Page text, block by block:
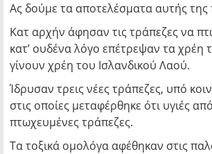
Ας δούμε τα αποτελέσματα αυτής της
Κατ αρχήν άφησαν τις τράπεζες να
κατ’ ουδένα λόγο επέτρεψαν τα χρέη
γίνουν χρέη του Ισλανδικού Λαού.
Ίδρυσαν τρεις νέες τράπεζες, υπό
στις οποίες μεταφέρθηκε ότι υγιές
πτωχευμένες τράπεζες.
Τα τοξικά ομολόγα αφέθηκαν στις